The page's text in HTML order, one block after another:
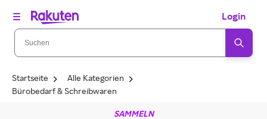
Login
Startseite
Alle Kategorien
Bürobedarf & Schreibwaren
SAMMELN